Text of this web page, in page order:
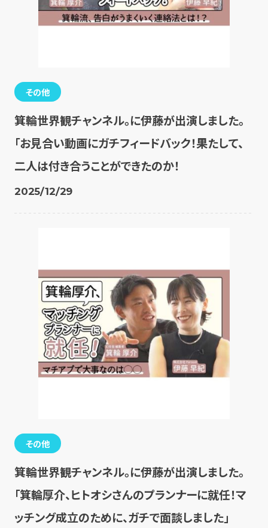
その他
箕輪世界観チャンネル。に伊藤が出演しました。
「お見合い動画にガチフィードバック！果たして、
二人は付き合うことができたのか！
2025/12/29
その他
箕輪世界観チャンネル。に伊藤が出演しました。
「箕輪厚介、ヒトオシさんのプランナーに就任！マ
ッチング成立のために、ガチで面談しました」